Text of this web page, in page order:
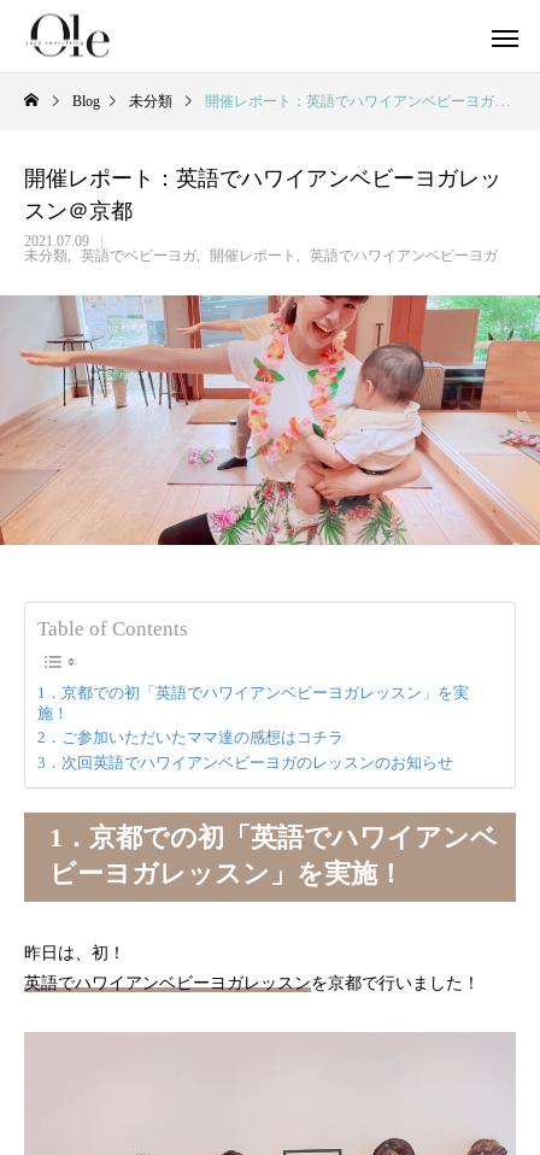
ヨガビジネス
ライフステージが変わる時に自分に聞いて
欲しい一言
1レッスン800円
開催レポート：京都お寺で1dayヨガリトリ
2022.04.02
3/27(日) 「Unity」
「ガーナの幼稚園にオリジナルプログラム
が導入されました！」英語でベビーヨガ養
「英語が得意な私
間や雰囲気が絶対
「ビジネスを継続させいくための大切なマ
客様の声
2023.08.09
「新ダイエット講
Blog 未分類 開催レポート：英語でハワイアンベビーヨガレッスン＠京都
開催レポート：英語でハワイアンベビーヨガレッ
スン＠京都
2021.07.09
未分類
英語でベビーヨガ 開催レポート 英語でハワイアンベビーヨガ
Table of Contents
1．京都での初「英語でハワイアンベビーヨガレッスン」を実
施！
2．ご参加いただいたママ達の感想はコチラ
3．次回英語でハワイアンベビーヨガのレッスンのお知らせ
1．京都での初「英語でハワイアンベ
ビーヨガレッスン」を実施！
昨日は、初！
英語でハワイアンベビーヨガレッスンを京都で行いました！